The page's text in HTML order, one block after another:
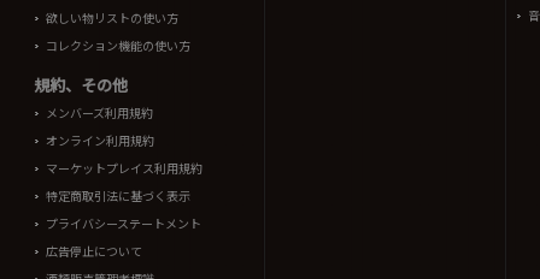
欲しい物リストの使い方
コレクション機能の使い方
規約、その他
メンバーズ利用規約
オンライン利用規約
マーケットプレイス利用規約
特定商取引法に基づく表示
プライバシーステートメント
広告停止について